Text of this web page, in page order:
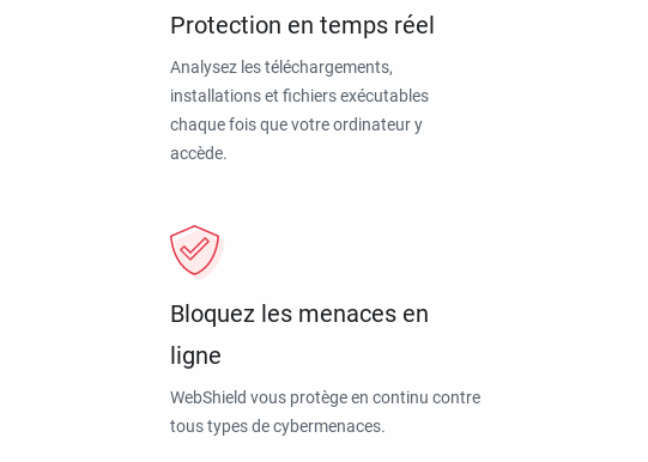
Protection en temps réel
Analysez les téléchargements,
installations et fichiers exécutables
chaque fois que votre ordinateur y
accède.
Bloquez les menaces en
ligne
WebShield vous protège en continu contre
tous types de cybermenaces.